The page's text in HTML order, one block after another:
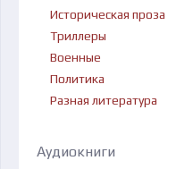
Историческая проза
Триллеры
Военные
Политика
Разная литература
Аудиокниги